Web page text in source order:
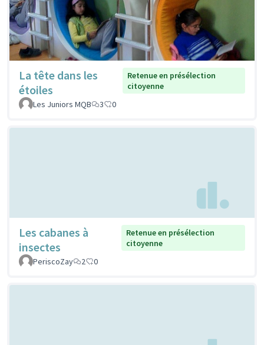
La tête dans les
étoiles
Retenue en présélection
citoyenne
Les Juniors MQB
3 0
Les cabanes à
insectes
Retenue en présélection
citoyenne
PeriscoZay
2 0